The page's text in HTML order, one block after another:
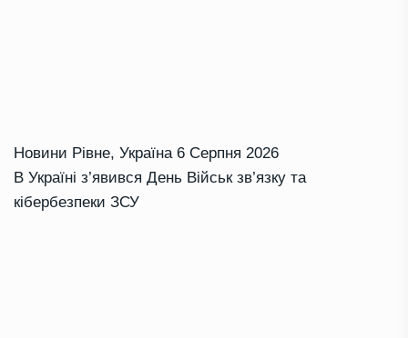
Новини Рівне, Україна 6 Серпня 2026
В Україні з’явився День Військ зв’язку та
кібербезпеки ЗСУ